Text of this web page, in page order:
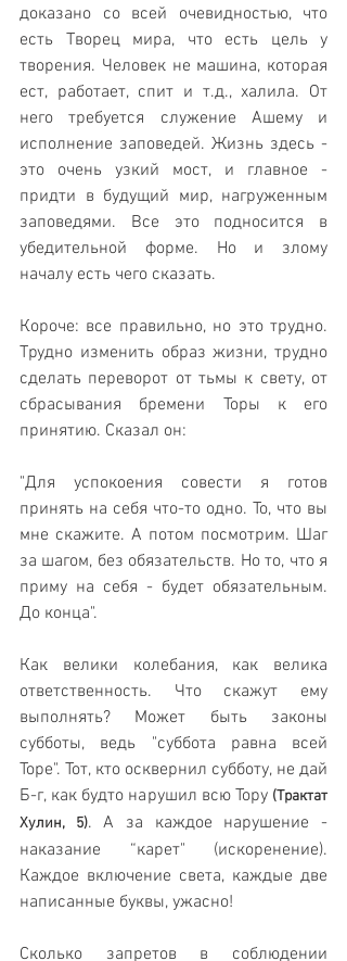
доказано со всей очевидностью, что
есть Творец мира, что есть цель у
творения. Человек не машина, которая
ест, работает, спит и т.д., халила. От
него требуется служение Ашему и
исполнение заповедей. Жизнь здесь -
это очень узкий мост, и главное -
придти в будущий мир, нагруженным
заповедями. Все это подносится в
убедительной форме. Но и злому
началу есть чего сказать.
Короче: все правильно, но это трудно.
Трудно изменить образ жизни, трудно
сделать переворот от тьмы к свету, от
сбрасывания бремени Торы к его
принятию. Сказал он:
"Для успокоения совести я готов
принять на себя что-то одно. То, что вы
мне скажите. А потом посмотрим. Шаг
за шагом, без обязательств. Но то, что я
приму на себя - будет обязательным.
До конца".
Как велики колебания, как велика
ответственность. Что скажут ему
выполнять? Может быть законы
субботы, ведь "суббота равна всей
Торе". Тот, кто осквернил субботу, не дай
Б-г, как будто нарушил всю Тору (Трактат
Хулин, 5). А за каждое нарушение -
наказание “карет" (искоренение).
Каждое включение света, каждые две
написанные буквы, ужасно!
Сколько запретов в соблюдении